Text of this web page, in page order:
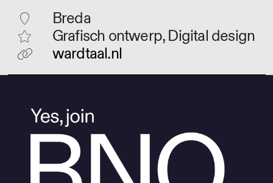
Breda
Grafisch ontwerp, Digital design
wardtaal.nl